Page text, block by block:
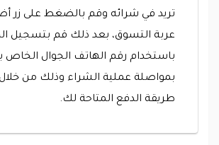
تريد في شرائه وقم بالضغط على زر
عربة التسوق، بعد ذلك قم بتسجيل
باستخدام رقم الهاتف الجوال الخاص
بمواصلة عملية الشراء وذلك من خلال
طريقة الدفع المتاحة لك.